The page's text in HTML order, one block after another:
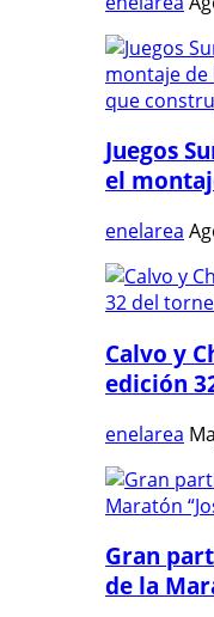
Juegos
el
enelarea
Calvo y
edición
enelarea
Gran
de la